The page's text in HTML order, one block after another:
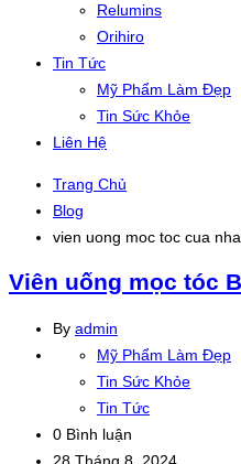
Relumins
Orihiro
Tin Tức
Mỹ Phẩm Làm Đẹp
Tin Sức Khỏe
Liên Hệ
Trang Chủ
Blog
vien uong moc toc cua
Viên uống mọc tóc
By admin
Mỹ Phẩm Làm Đẹp
Tin Sức Khỏe
Tin Tức
0 Bình luận